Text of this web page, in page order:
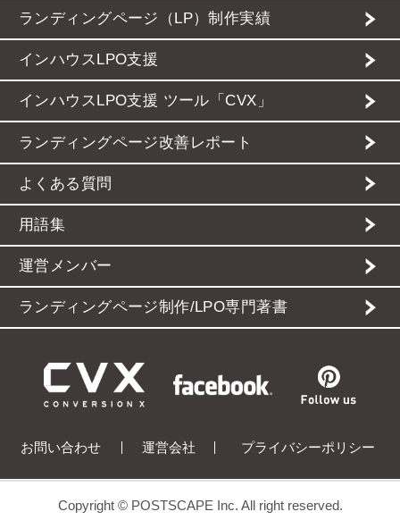
ランディングページ（LP）制作実績
インハウスLPO支援
インハウスLPO支援 ツール「CVX」
ランディングページ改善レポート
よくある質問
用語集
運営メンバー
ランディングページ制作/LPO専門著書
お問い合わせ 運営会社 プライバシーポリシー
Copyright © POSTSCAPE Inc. All right reserved.